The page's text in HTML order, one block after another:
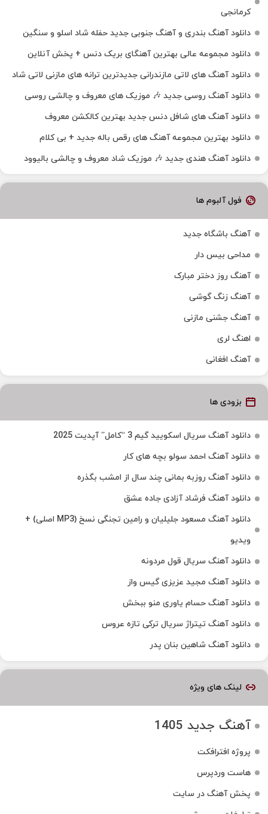
کرمانجی
دانلود آهنگ بندری و آهنگ جنوبی جدید حفله شاد اسلو و سنگین
دانلود مجموعه عالی بهترین آهنگای بریک دنس + پخش آنلاین
دانلود آهنگ‌ های لاتی مازندرانی جدیدترین ترانه های مازنی لاتی شاد
دانلود آهنگ روسی جدید 🎶 موزیک‌ های معروف و چالشی روسی
دانلود آهنگ های شافل دنس جدید بهترین کالکشن معروف
دانلود بهترین مجموعه آهنگ های رقص باله جدید + بی کلام
دانلود آهنگ هندی جدید 🎶 موزیک شاد معروف و چالشی بالیوود
فول آلبوم ها
آهنگ باشگاه جدید
مداحی بیس دار
آهنگ روز دختر مبارک
آهنگ زنگ گوشی
آهنگ جشنی مازنی
اهنگ لری
آهنگ افغانی
بزودی ها
دانلود آهنگ سریال اسکویید گیم 3 “کامل” آپدیت 2025
دانلود آهنگ احمد سولو بچه های کار
دانلود آهنگ روزبه بمانی چند سال از امشب بگذره
دانلود آهنگ فرشاد آزادی جاده عشق
دانلود آهنگ مسعود جلیلیان و رامین تجنگی نسخ (MP3 اصلی) +
ویدیو
دانلود آهنگ سریال قول مردونه
دانلود آهنگ مجید عزیزی گیس واز
دانلود آهنگ حسام یاوری منو ببخش
دانلود آهنگ تیتراژ سریال ترکی تازه عروس
دانلود آهنگ شاهین بنان پدر
لینک های ویژه
آهنگ جدید 1405
پروژه افترافکت
هاست وردپرس
پخش آهنگ در سایت